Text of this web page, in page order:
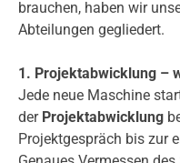
brauchen, haben wir
Abteilungen gegliedert.
1. Projektabwicklung –
Jede neue Maschine
der Projektabwicklung
Projektgespräch bis zur